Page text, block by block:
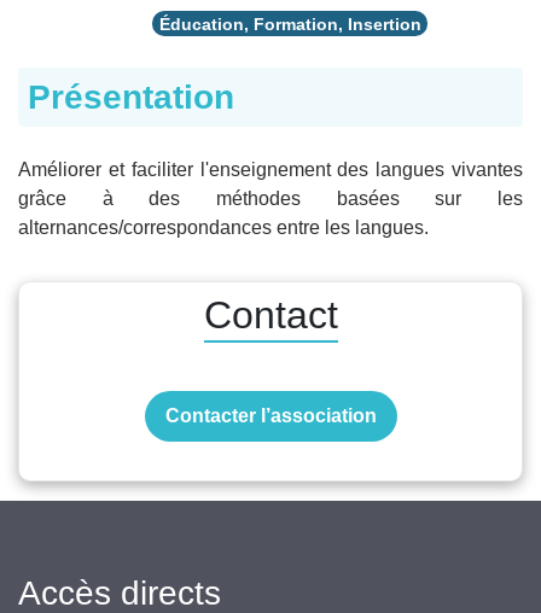
Éducation, Formation, Insertion
Présentation
Améliorer et faciliter l'enseignement des langues vivantes
grâce à des méthodes basées sur les
alternances/correspondances entre les langues.
Contact
Contacter l’association
Accès directs